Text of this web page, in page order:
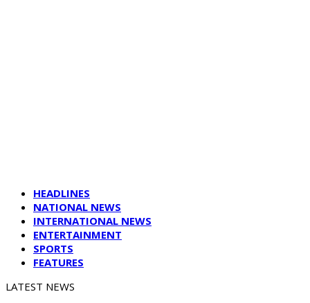
HEADLINES
NATIONAL NEWS
INTERNATIONAL NEWS
ENTERTAINMENT
SPORTS
FEATURES
LATEST NEWS